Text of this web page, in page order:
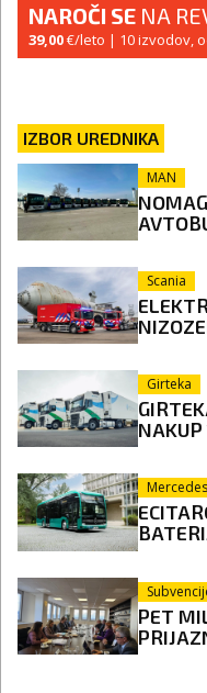
NAROČI SE NA
39,00€/leto | 10 izvodov,
IZBOR UREDNIKA
MAN
Scania
Girteka
Mercedes
PET